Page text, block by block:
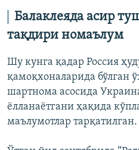
Балаклеяда асир
тақдири номаълум
Шу кунга қадар Россия
қамоқхоналарида бўлган
шартнома асосида
ёлланаётгани ҳақида
маълумотлар тарқатилган.